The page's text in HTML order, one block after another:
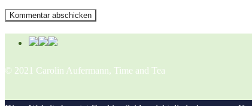
© 2021 Carolin Aufermann, Time and Tea